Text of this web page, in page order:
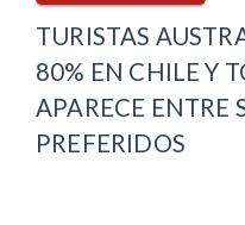
TURISTAS
80% EN CHILE Y
APARECE ENTRE
PREFERIDOS